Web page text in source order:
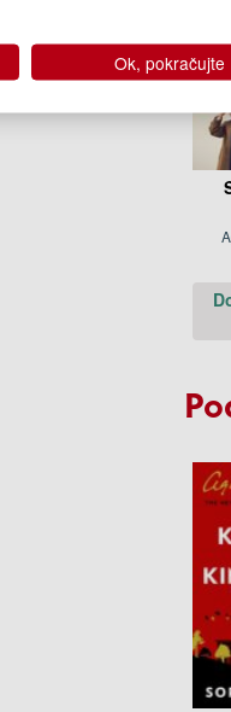
Ok, pokračujte